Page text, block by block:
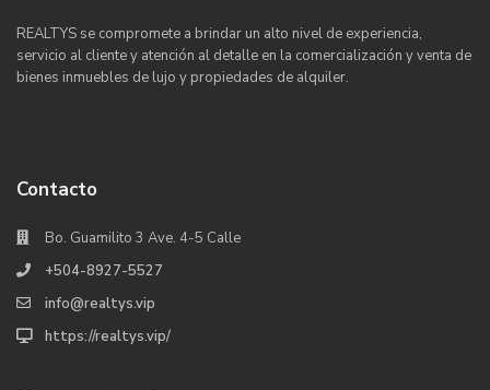
REALTYS se compromete a brindar un alto nivel de experiencia,
servicio al cliente y atención al detalle en la comercialización y venta de
bienes inmuebles de lujo y propiedades de alquiler.
Contacto
Bo. Guamilito 3 Ave. 4-5 Calle
+504-8927-5527
info@realtys.vip
https://realtys.vip/